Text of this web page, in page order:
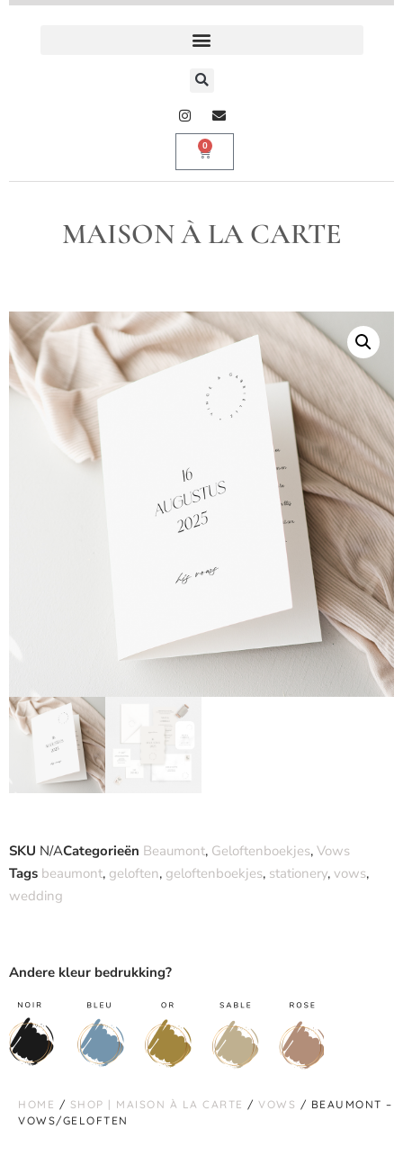
0
MAISON À LA CARTE
SKU N/ACategorieën Beaumont, Geloftenboekjes, Vows
Tags beaumont, geloften, geloftenboekjes, stationery, vows,
wedding
Andere kleur bedrukking?
HOME / SHOP | MAISON À LA CARTE / VOWS / BEAUMONT –
VOWS/GELOFTEN